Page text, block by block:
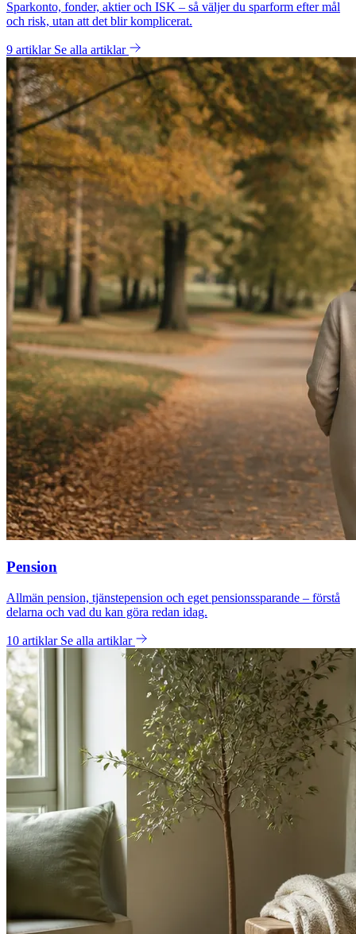
Sparkonto, fonder, aktier och ISK – så väljer du sparform efter mål
och risk, utan att det blir komplicerat.
9 artiklar Se alla artiklar
Pension
Allmän pension, tjänstepension och eget pensionssparande – förstå
delarna och vad du kan göra redan idag.
10 artiklar Se alla artiklar